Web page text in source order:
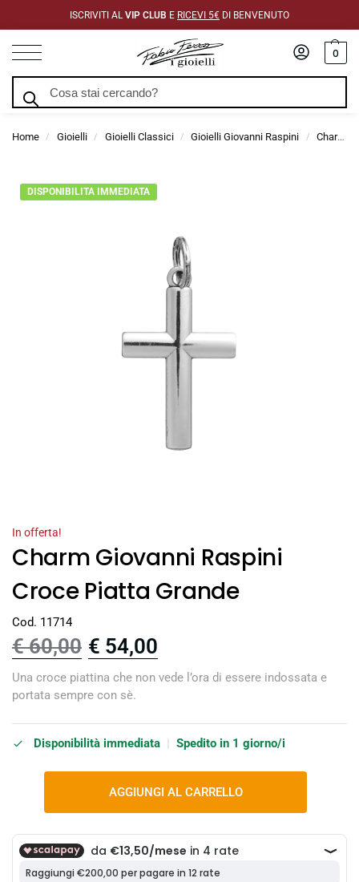
ISCRIVITI AL VIP CLUB E RICEVI 5€ DI BENVENUTO
0
Home / Gioielli / Gioielli Classici / Gioielli Giovanni Raspini / Charms Giovanni Raspini
DISPONIBILITA IMMEDIATA
In offerta!
Charm Giovanni Raspini
Croce Piatta Grande
Cod. 11714
€60,00 € 54,00
Una croce piattina che non vede l’ora di essere indossata e
portata sempre con sè.
Disponibilità immediata Spedito in 1 giorno/i
AGGIUNGI AL CARRELLO